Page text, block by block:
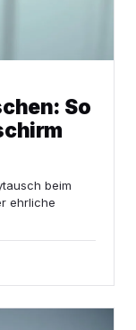
So
beim
ehrliche